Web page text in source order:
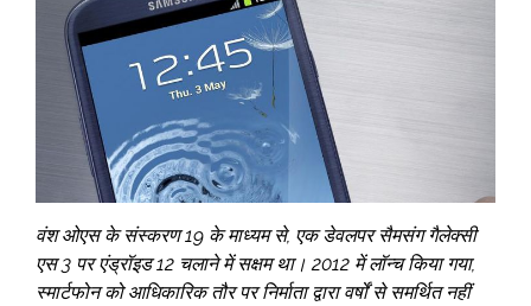
वंश ओएस के संस्करण 19 के माध्यम से, एक डेवलपर सैमसंग गैलेक्सी
एस 3 पर एंड्रॉइड 12 चलाने में सक्षम था। 2012 में लॉन्च किया गया,
स्मार्टफोन को आधिकारिक तौर पर निर्माता द्वारा वर्षों से समर्थित नहीं